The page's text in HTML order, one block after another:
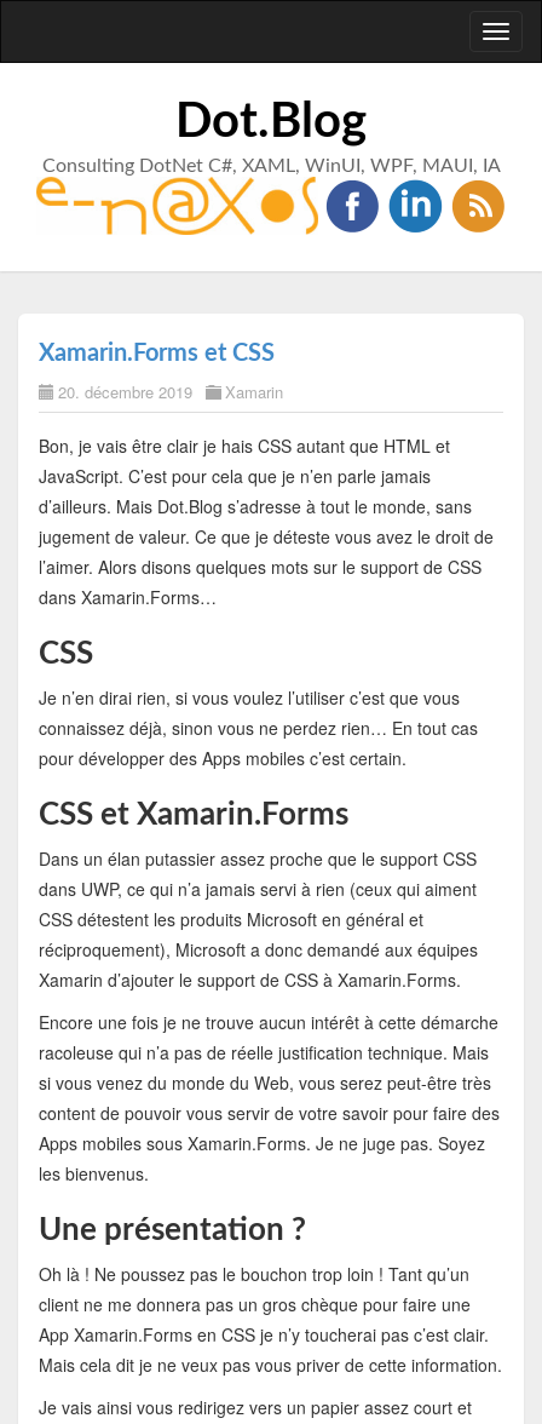
Dot.Blog
Consulting DotNet C#, XAML, WinUI, WPF, MAUI, IA
Xamarin.Forms et CSS
20. décembre 2019 Xamarin
Bon, je vais être clair je hais CSS autant que HTML et
JavaScript. C’est pour cela que je n’en parle jamais
d’ailleurs. Mais Dot.Blog s’adresse à tout le monde, sans
jugement de valeur. Ce que je déteste vous avez le droit de
l’aimer. Alors disons quelques mots sur le support de CSS
dans Xamarin.Forms…
CSS
Je n’en dirai rien, si vous voulez l’utiliser c’est que vous
connaissez déjà, sinon vous ne perdez rien… En tout cas
pour développer des Apps mobiles c’est certain.
CSS et Xamarin.Forms
Dans un élan putassier assez proche que le support CSS
dans UWP, ce qui n’a jamais servi à rien (ceux qui aiment
CSS détestent les produits Microsoft en général et
réciproquement), Microsoft a donc demandé aux équipes
Xamarin d’ajouter le support de CSS à Xamarin.Forms.
Encore une fois je ne trouve aucun intérêt à cette démarche
racoleuse qui n’a pas de réelle justification technique. Mais
si vous venez du monde du Web, vous serez peut-être très
content de pouvoir vous servir de votre savoir pour faire des
Apps mobiles sous Xamarin.Forms. Je ne juge pas. Soyez
les bienvenus.
Une présentation ?
Oh là ! Ne poussez pas le bouchon trop loin ! Tant qu’un
client ne me donnera pas un gros chèque pour faire une
App Xamarin.Forms en CSS je n’y toucherai pas c’est clair.
Mais cela dit je ne veux pas vous priver de cette information.
Je vais ainsi vous redirigez vers un papier assez court et